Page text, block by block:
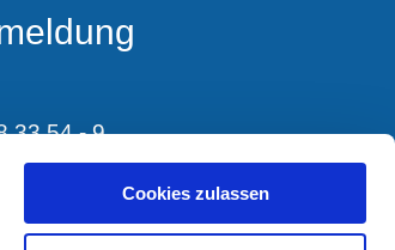
Cookies zulassen
33 54 - 9